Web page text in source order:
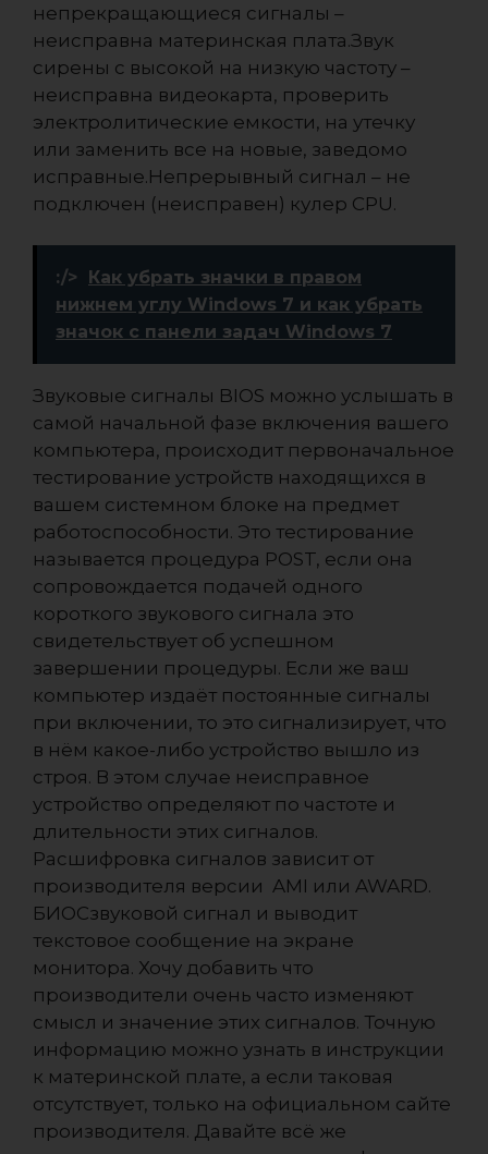
непрекращающиеся сигналы –
неисправна материнская плата.Звук
сирены с высокой на низкую частоту –
неисправна видеокарта, проверить
электролитические емкости, на утечку
или заменить все на новые, заведомо
исправные.Непрерывный сигнал – не
подключен (неисправен) кулер CPU.
:/>
Как убрать значки в правом
нижнем углу Windows 7 и как убрать
значок с панели задач Windows 7
Звуковые сигналы BIOS можно услышать в
самой начальной фазе включения вашего
компьютера, происходит первоначальное
тестирование устройств находящихся в
вашем системном блоке на предмет
работоспособности. Это тестирование
называется процедура POST, если она
сопровождается подачей одного
короткого звукового сигнала это
свидетельствует об успешном
завершении процедуры. Если же ваш
компьютер издаёт постоянные сигналы
при включении, то это сигнализирует, что
в нём какое-либо устройство вышло из
строя. В этом случае неисправное
устройство определяют по частоте и
длительности этих сигналов.
Расшифровка сигналов зависит от
производителя версии AMI или AWARD.
БИОСзвуковой сигнал и выводит
текстовое сообщение на экране
монитора. Хочу добавить что
производители очень часто изменяют
смысл и значение этих сигналов. Точную
информацию можно узнать в инструкции
к материнской плате, а если таковая
отсутствует, только на официальном сайте
производителя. Давайте всё же